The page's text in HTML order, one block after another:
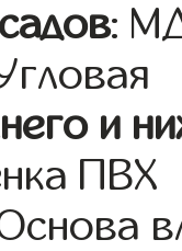
:
и
ПВХ